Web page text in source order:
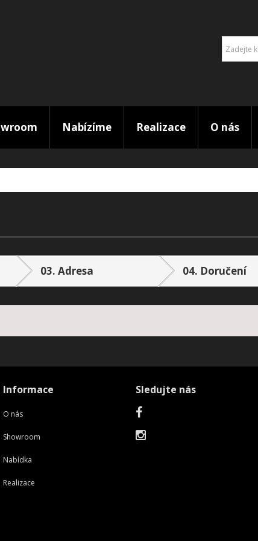
Nabízíme Realizace O nás
03. Adresa 04. Doručení
Informace
O nás
Showroom
Nabídka
Realizace
Sledujte nás